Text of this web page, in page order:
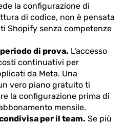
la configurazione di
di codice, non è pensata
Shopify senza competenze
di prova. L'accesso
continuativi per
da Meta. Una
vero piano gratuito ti
la configurazione prima di
mensile.
per il team. Se più